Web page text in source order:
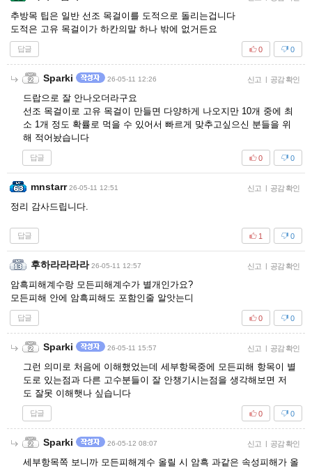
추방목 팁은 일반 선조 목걸이를 도적으로 돌리는겁니다
도적은 고유 목걸이가 하칸의말 하나 밖에 없거든요
답글 0
0
Sparki 26-05-11 12:26 신고 | 공감 확인
드랍으로 잘 안나오더라구요
선조 목걸이로 고유 목걸이 만들면 다양하게 나오지만 10개 중에 최
소 1개 정도 확률로 먹을 수 있어서 빠르게 맞추고싶으신 분들을 위
해 적어놨습니다
답글 0
0
mnstarr 26-05-11 12:51 신고 | 공감 확인
정리 감사드립니다.
답글 0
1
후하라라라라 26-05-11 12:57 신고 | 공감 확인
암흑피해계수랑 모든피해계수가 별개인가요?
모든피해 안에 암흑피해도 포함인줄 알앗는디
답글 0
0
Sparki 26-05-11 15:57 신고 | 공감 확인
그런 의미로 처음에 이해했었는데 세부항목중에 모든피해 항목이 별
도로 있는점과 다른 고수분들이 잘 안챙기시는점을 생각해보면 저
도 잘못 이해햇나 싶습니다
답글 0
0
Sparki 26-05-12 08:07 신고 | 공감 확인
세부항목쪽 보니까 모든피해계수 올릴 시 암흑 과같은 속성피해가 올